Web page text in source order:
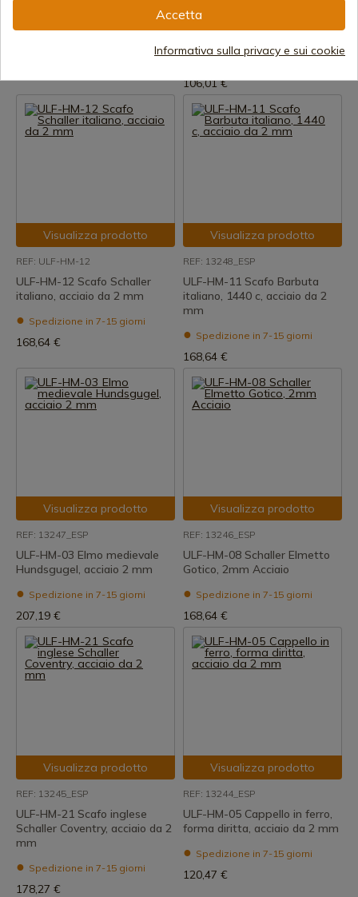
ULF-HM-24 Cappello svizzero
in ferro del XIV secolo, acciaio
106,01 €
Visualizza prodotto
REF: ULF-HM-12
ULF-HM-12 Scafo Schaller
italiano, acciaio da 2 mm
Spedizione in 7-15 giorni
168,64 €
Visualizza prodotto
REF: 13248_ESP
ULF-HM-11 Scafo Barbuta
italiano, 1440 c, acciaio da 2
mm
Spedizione in 7-15 giorni
168,64 €
Visualizza prodotto
REF: 13247_ESP
ULF-HM-03 Elmo medievale
Hundsgugel, acciaio 2 mm
Spedizione in 7-15 giorni
207,19 €
Visualizza prodotto
REF: 13246_ESP
ULF-HM-08 Schaller Elmetto
Gotico, 2mm Acciaio
Spedizione in 7-15 giorni
168,64 €
Visualizza prodotto
REF: 13245_ESP
ULF-HM-21 Scafo inglese
Schaller Coventry, acciaio da 2
mm
Spedizione in 7-15 giorni
178,27 €
Visualizza prodotto
REF: 13244_ESP
ULF-HM-05 Cappello in ferro,
forma diritta, acciaio da 2 mm
Spedizione in 7-15 giorni
120,47 €
Accetta
Informativa sulla privacy e sui cookie